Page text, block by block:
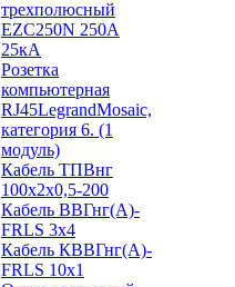
трехполюсный
EZC250N 250А
25кА
Розетка
компьютерная
RJ45LegrandMosaic,
категория 6. (1
модуль)
Кабель ТПВнг
100х2х0,5-200
Кабель ВВГнг(А)-
FRLS 3х4
Кабель КВВГнг(А)-
FRLS 10х1